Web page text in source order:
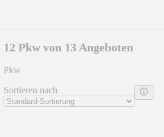
12 Pkw von 13 Angeboten
Pkw
Sortieren nach